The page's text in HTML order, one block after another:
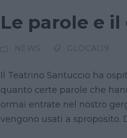
Le parole e
NEWS GLOCAL19
Il Teatrino Santuccio ha
quanto certe parole che
ormai entrate nel nostro
vengono usati a sproposito.